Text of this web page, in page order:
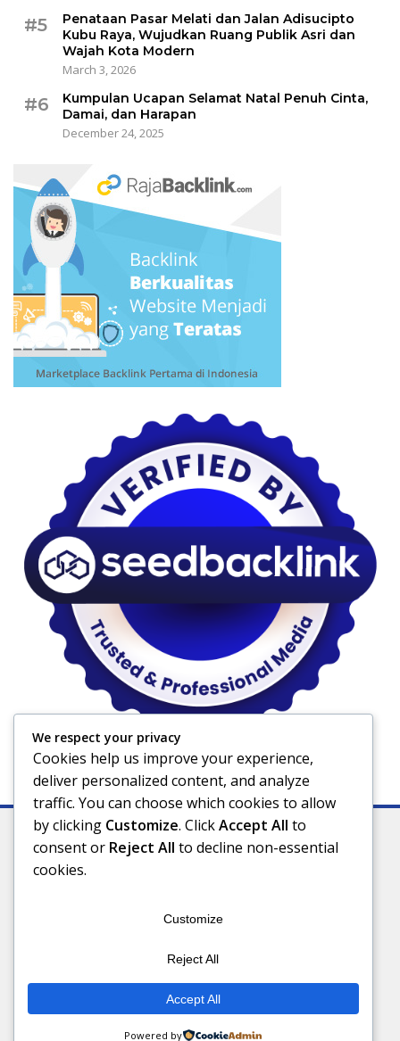
#5
Penataan Pasar Melati dan Jalan Adisucipto
Kubu Raya, Wujudkan Ruang Publik Asri dan
Wajah Kota Modern
March 3, 2026
#6
Kumpulan Ucapan Selamat Natal Penuh Cinta,
Damai, dan Harapan
December 24, 2025
Pedoman Media Siber
Connect With Us
©Kuburaya news - 2025
We respect your privacy
Cookies help us improve your experience,
deliver personalized content, and analyze
traffic. You can choose which cookies to allow
by clicking Customize. ClickAccept All to
consent or Reject All to decline non-essential
cookies.
Customize
Reject All
Accept All
Powered by